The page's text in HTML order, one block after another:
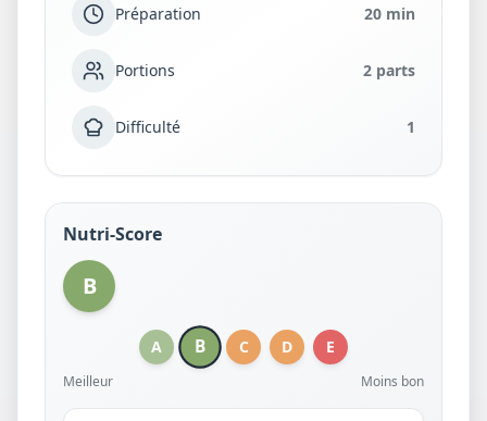
Préparation 20 min
Portions 2 parts
Difficulté 1
Nutri-Score
B
A B C D E
Meilleur Moins bon